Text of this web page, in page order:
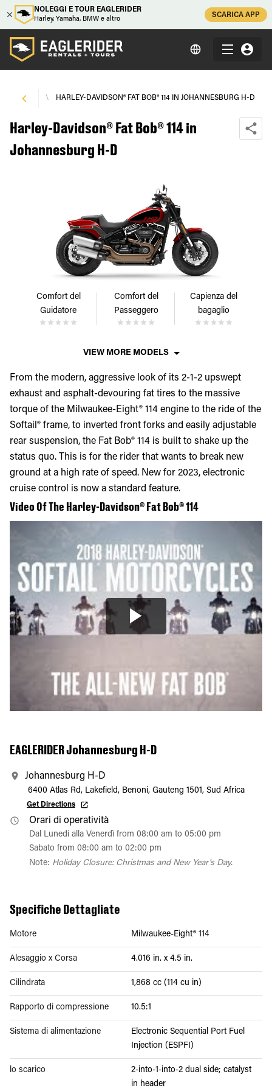
NOLEGGI E TOUR EAGLERIDER
Harley, Yamaha, BMW e altro
SCARICA APP
H-D \ HARLEY-DAVIDSON® FAT BOB® 114 IN JOHANNESBURG H-D
Harley-Davidson® Fat Bob® 114 in
Johannesburg H-D
Comfort del
Guidatore
Comfort del
Passeggero
Capienza del
bagaglio
VIEW MORE MODELS
From the modern, aggressive look of its 2-1-2 upswept
exhaust and asphalt-devouring fat tires to the massive
torque of the Milwaukee-Eight® 114 engine to the ride of the
Softail® frame, to inverted front forks and easily adjustable
rear suspension, the Fat Bob® 114 is built to shake up the
status quo. This is for the rider that wants to break new
ground at a high rate of speed. New for 2023, electronic
cruise control is now a standard feature.
Video Of The Harley-Davidson® Fat Bob® 114
EAGLERIDER Johannesburg H-D
Johannesburg H-D
6400 Atlas Rd, Lakefield, Benoni, Gauteng 1501, Sud Africa
Get Directions
Orari di operatività
Dal Lunedi alla Venerdì from 08:00 am to 05:00 pm
Sabato from 08:00 am to 02:00 pm
Note: Holiday Closure: Christmas and New Year's Day.
Specifiche Dettagliate
Motore Milwaukee-Eight® 114
Alesaggio x Corsa 4.016 in. x 4.5 in.
Cilindrata 1,868 cc (114 cu in)
Rapporto di compressione 10.5:1
Sistema di alimentazione
Electronic Sequential Port Fuel
Injection (ESPFI)
lo scarico
2-into-1-into-2 dual side; catalyst
in header